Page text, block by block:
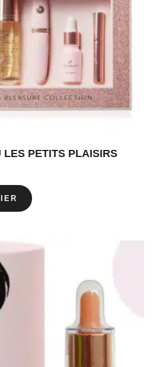
LES PETITS PLAISIRS